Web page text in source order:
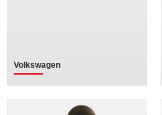
Volkswagen